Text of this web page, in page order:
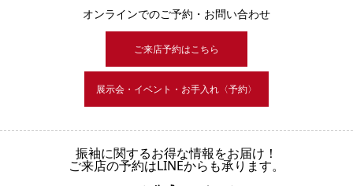
オンラインでのご予約・お問い合わせ
ご来店予約はこちら
展示会・イベント・お手入れ〈予約〉
振袖に関するお得な情報をお届け！
ご来店の予約はLINEからも承ります。